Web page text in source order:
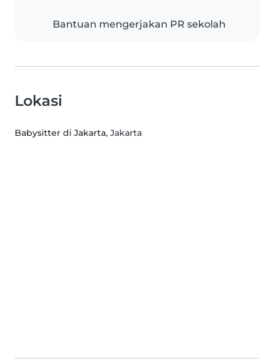
Bantuan mengerjakan PR sekolah
Lokasi
Babysitter di Jakarta, Jakarta